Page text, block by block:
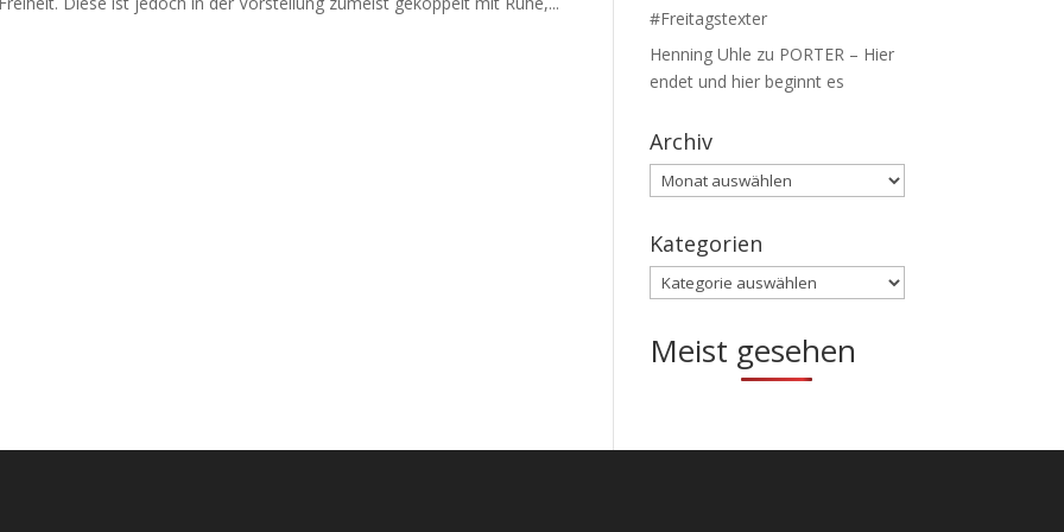
#Freitagstexter
Henning Uhle zu PORTER – Hier
endet und hier beginnt es
Archiv
Archiv
Kategorien
Kategorien
Meist gesehen